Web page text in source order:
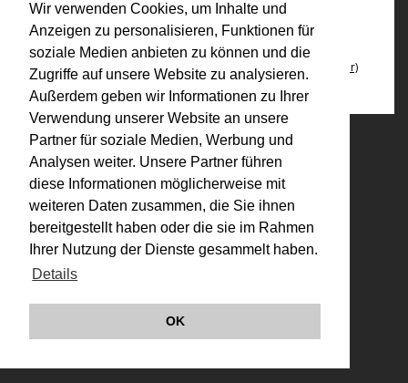
Wir verwenden Cookies, um Inhalte und
Anzeigen zu personalisieren, Funktionen für
soziale Medien anbieten zu können und die
Zugriffe auf unsere Website zu analysieren.
Außerdem geben wir Informationen zu Ihrer
Verwendung unserer Website an unsere
Partner für soziale Medien, Werbung und
Analysen weiter. Unsere Partner führen
diese Informationen möglicherweise mit
weiteren Daten zusammen, die Sie ihnen
bereitgestellt haben oder die sie im Rahmen
Ihrer Nutzung der Dienste gesammelt haben.
Details
OK
Bezüge:
VALIE EXPORT - thoughts about my work (31.01.2014, 14Uhr)
© VALIE EXPORT 2026
Impressum |
Datenschutz
Links